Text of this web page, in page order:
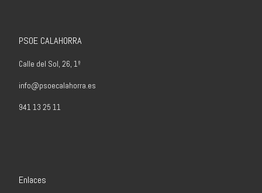
PSOE CALAHORRA
Calle del Sol, 26, 1º
info@psoecalahorra.es
941 13 25 11
Enlaces